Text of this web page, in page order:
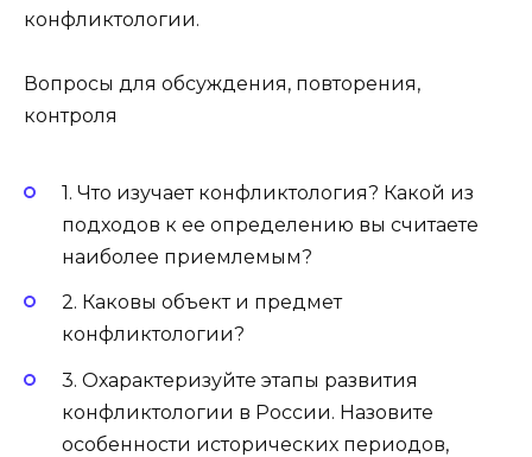
конфликтологии.
Вопросы для обсуждения, повторения,
контроля
1. Что изучает конфликтология? Какой из
подходов к ее определению вы считаете
наиболее приемлемым?
2. Каковы объект и предмет
конфликтологии?
3. Охарактеризуйте этапы развития
конфликтологии в России. Назовите
особенности исторических периодов,